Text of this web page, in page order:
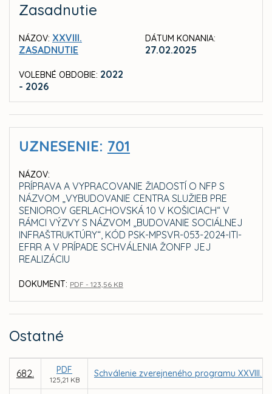
Zasadnutie
NÁZOV: XXVIII.
ZASADNUTIE
VOLEBNÉ OBDOBIE: 2022
- 2026
DÁTUM KONANIA:
27.02.2025
UZNESENIE: 701
NÁZOV:
PRÍPRAVA A VYPRACOVANIE ŽIADOSTÍ O NFP S
NÁZVOM „VYBUDOVANIE CENTRA SLUŽIEB PRE
SENIOROV GERLACHOVSKÁ 10 V KOŠICIACH“ V
RÁMCI VÝZVY S NÁZVOM „BUDOVANIE SOCIÁLNEJ
INFRAŠTRUKTÚRY“, KÓD PSK-MPSVR-053-2024-ITI-
EFRR A V PRÍPADE SCHVÁLENIA ŽONFP JEJ
REALIZÁCIU
DOKUMENT: PDF - 123,56 KB
Ostatné
682. PDF
125,21 KB
Schválenie zverejneného programu XXVIII.